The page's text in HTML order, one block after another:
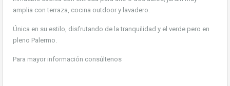
amplia con terraza, cocina outdoor y lavadero.
Única en su estilo, disfrutando de la tranquilidad y el verde pero en
pleno Palermo.
Para mayor información consúltenos